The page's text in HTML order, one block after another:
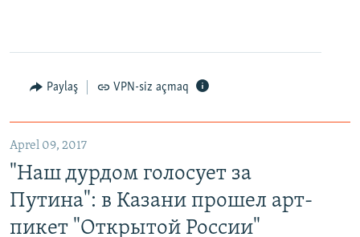
Paylaş VPN-siz açmaq
Aprel 09, 2017
"Наш дурдом голосует за
Путина": в Казани прошел арт-
пикет "Открытой России"